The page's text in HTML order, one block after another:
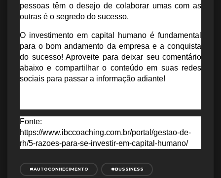
pessoas têm o desejo de colaborar umas com as
outras é o segredo do sucesso.
O investimento em capital humano é fundamental
para o bom andamento da empresa e a conquista
do sucesso! Aproveite para deixar seu comentário
abaixo e compartilhar o conteúdo em suas redes
sociais para passar a informação adiante!
Fonte:
https://www.ibccoaching.com.br/portal/gestao-de-
rh/5-razoes-para-se-investir-em-capital-humano/
#AUTOCONHECIMENTO #BUSSINESS